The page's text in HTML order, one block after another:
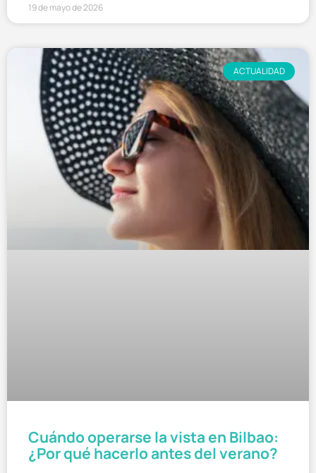
19 de mayo de 2026
ACTUALIDAD
Cuándo operarse la vista en Bilbao:
¿Por qué hacerlo antes del verano?